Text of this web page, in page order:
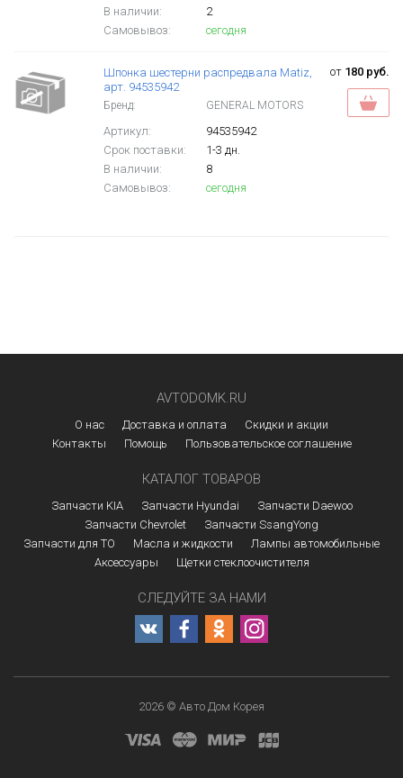
В наличии:
2
Самовывоз:
сегодня
Шпонка шестерни распредвала Matiz,
арт. 94535942
Бренд: GENERAL MOTORS
Артикул:
94535942
Срок поставки:
1-3 дн.
В наличии:
8
Самовывоз:
сегодня
от 180 руб.
AVTODOMK.RU
О нас Доставка и оплата
Скидки и акции
Контакты
Помощь Пользовательское соглашение
КАТАЛОГ ТОВАРОВ
Запчасти KIA Запчасти Hyundai
Запчасти Daewoo
Запчасти Chevrolet
Запчасти SsangYong
Запчасти для ТО
Масла и жидкости
Лампы автомобильные
Аксессуары
Щетки стеклоочистителя
СЛЕДУЙТЕ ЗА НАМИ
2026 © Авто Дом Корея